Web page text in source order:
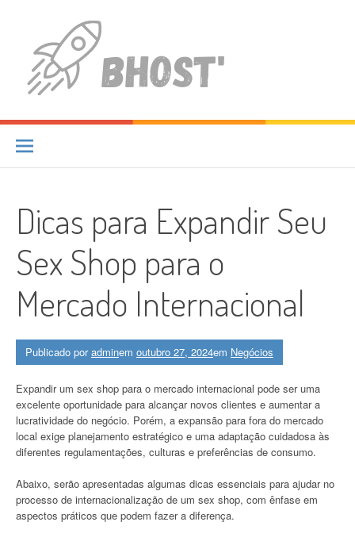
conteúdo
Inspiration Station
Dicas para Expandir Seu
Sex Shop para o
Mercado Internacional
Publicado poradminem outubro 27, 2024em Negócios
Expandir um sex shop para o mercado internacional pode ser uma
excelente oportunidade para alcançar novos clientes e aumentar a
lucratividade do negócio. Porém, a expansão para fora do mercado
local exige planejamento estratégico e uma adaptação cuidadosa às
diferentes regulamentações, culturas e preferências de consumo.
Abaixo, serão apresentadas algumas dicas essenciais para ajudar no
processo de internacionalização de um sex shop, com ênfase em
aspectos práticos que podem fazer a diferença.